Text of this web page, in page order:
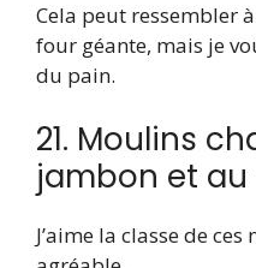
Cela peut ressembler
four géante, mais je
du pain.
21. Moulins
jambon et
J’aime la classe de